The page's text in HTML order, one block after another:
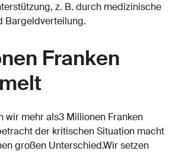
z. B. durch medizinische
Bargeldverteilung.
Franken
wir mehr als3 Millionen Franken
der kritischen Situation macht
großen Unterschied.Wir setzen